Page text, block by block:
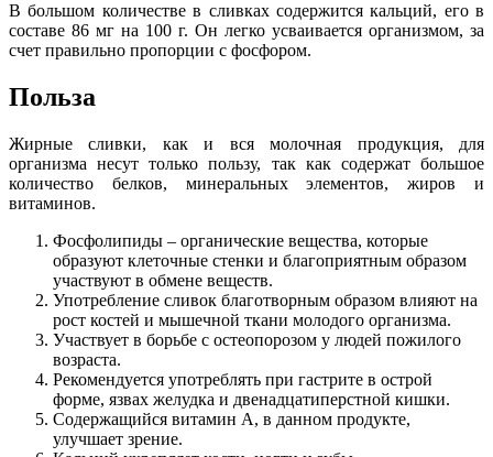
В большом количестве в сливках содержится кальций, его в
составе 86 мг на 100 г. Он легко усваивается организмом, за
счет правильно пропорции с фосфором.
Польза
Жирные сливки, как и вся молочная продукция, для
организма несут только пользу, так как содержат большое
количество белков, минеральных элементов, жиров и
витаминов.
Фосфолипиды – органические вещества, которые
образуют клеточные стенки и благоприятным образом
участвуют в обмене веществ.
Употребление сливок благотворным образом влияют на
рост костей и мышечной ткани молодого организма.
Участвует в борьбе с остеопорозом у людей пожилого
возраста.
Рекомендуется употреблять при гастрите в острой
форме, язвах желудка и двенадцатиперстной кишки.
Содержащийся витамин А, в данном продукте,
улучшает зрение.